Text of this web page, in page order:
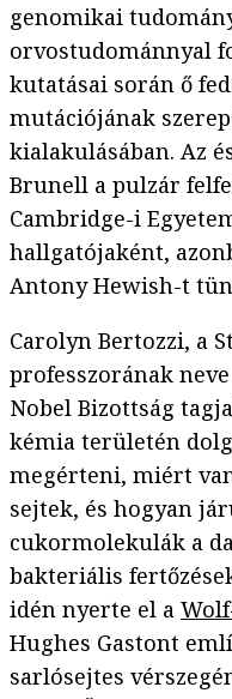
genomikai
orvostudománnyal
kutatásai során ő
mutációjának
kialakulásában. Az
Brunell a pulzár
Cambridge-i
hallgatójaként,
Antony Hewish-t
Carolyn Bertozzi, a
professzorának
Nobel Bizottság
kémia területén
megérteni, miért
sejtek, és hogyan
cukormolekulák a
bakteriális
idén nyerte el a
Hughes Gastont
sarlósejtes